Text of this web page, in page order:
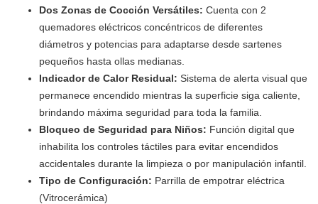
Dos Zonas de Cocción Versátiles: Cuenta con 2
quemadores eléctricos concéntricos de diferentes
diámetros y potencias para adaptarse desde sartenes
pequeños hasta ollas medianas.
Indicador de Calor Residual: Sistema de alerta visual que
permanece encendido mientras la superficie siga caliente,
brindando máxima seguridad para toda la familia.
Bloqueo de Seguridad para Niños: Función digital que
inhabilita los controles táctiles para evitar encendidos
accidentales durante la limpieza o por manipulación infantil.
Tipo de Configuración: Parrilla de empotrar eléctrica
(Vitrocerámica)